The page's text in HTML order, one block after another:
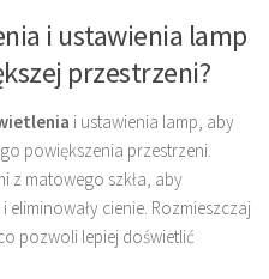
i ustawienia lamp
przestrzeni?
i ustawienia lamp, aby
powiększenia przestrzeni.
z matowego szkła, aby
cienie. Rozmieszczaj
pozwoli lepiej doświetlić